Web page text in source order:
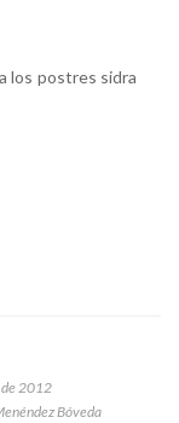
postres sidra
2012
Bóveda